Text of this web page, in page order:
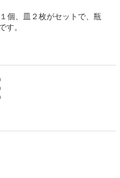
個、皿２枚がセットで、瓶
す。